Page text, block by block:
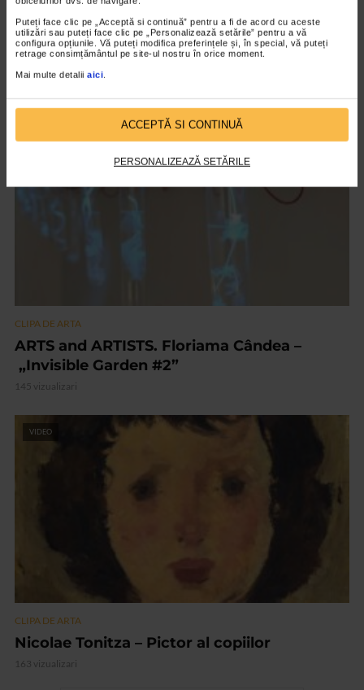
Puteți face clic pe „Acceptă si continuă” pentru a fi de acord cu aceste
utilizări sau puteți face clic pe „Personalizează setările” pentru a vă
configura opțiunile. Vă puteți modifica preferințele și, în special, vă puteți
retrage consimțământul pe site-ul nostru în orice moment.
Mai multe detalii aici
ACCEPTĂ SI CONTINUĂ
PERSONALIZEAZĂ SETĂRILE
CLIPA DE ARTA
Expoziția Alchimie – capitolul II
CLIPA DE ARTA
ARTS and ARTISTS. Floriama Cândea –
„Invisible Garden #2”
145 vizualizari
VIDEO
CLIPA DE ARTA
Nicolae Tonitza – Pictor al copiilor
163 vizualizari